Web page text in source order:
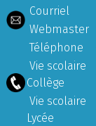
Courriel
Webmaster
Téléphone
Vie scolaire
Collège
Vie scolaire
Lycée